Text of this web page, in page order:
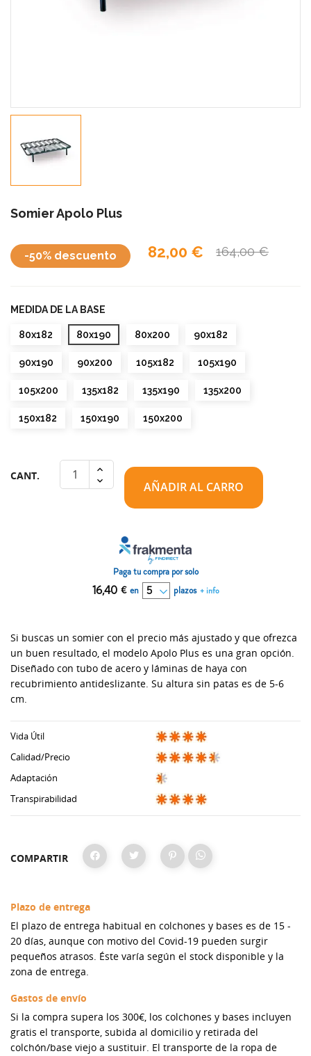
Somier Apolo Plus
82,00 € 164,00 €
-50% descuento
Si buscas un somier con el precio más ajustado y que ofrezca
un buen resultado, el modelo Apolo Plus es una gran opción.
Diseñado con tubo de acero y láminas de haya con
recubrimiento antideslizante. Su altura sin patas es de 5-6
cm.
Vida Útil
Calidad/Precio
Adaptación
Transpirabilidad
MEDIDA DE LA BASE
80x182 80x190 80x200 90x182
90x190 90x200 105x182 105x190
105x200 135x182 135x190 135x200
150x182 150x190 150x200
CANT.
AÑADIR AL CARRO
Paga tu compra por solo
16,40 € en plazos + info
COMPARTIR
Plazo de entrega
El plazo de entrega habitual en colchones y bases es de 15 -
20 días, aunque con motivo del Covid-19 pueden surgir
pequeños atrasos. Éste varía según el stock disponible y la
zona de entrega.
Gastos de envío
Si la compra supera los 300€, los colchones y bases incluyen
gratis el transporte, subida al domicilio y retirada del
colchón/base viejo a sustituir. El transporte de la ropa de